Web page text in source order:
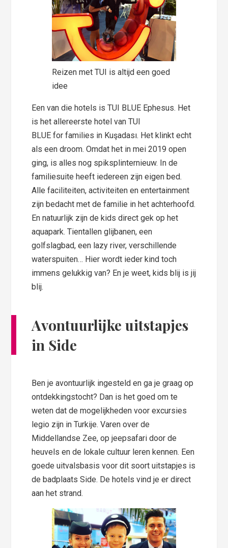
Reizen met TUI is altijd een goed
idee
Een van die hotels is TUI BLUE Ephesus. Het
is het allereerste hotel van TUI
BLUE for families in Kuşadası. Het klinkt echt
als een droom. Omdat het in mei 2019 open
ging, is alles nog spiksplinternieuw. In de
familiesuite heeft iedereen zijn eigen bed.
Alle faciliteiten, activiteiten en entertainment
zijn bedacht met de familie in het achterhoofd.
En natuurlijk zijn de kids direct gek op het
aquapark. Tientallen glijbanen, een
golfslagbad, een lazy river, verschillende
waterspuiten… Hier wordt ieder kind toch
immens gelukkig van? En je weet, kids blij is jij
blij.
Avontuurlijke uitstapjes
in Side
Ben je avontuurlijk ingesteld en ga je graag op
ontdekkingstocht? Dan is het goed om te
weten dat de mogelijkheden voor excursies
legio zijn in Turkije. Varen over de
Middellandse Zee, op jeepsafari door de
heuvels en de lokale cultuur leren kennen. Een
goede uitvalsbasis voor dit soort uitstapjes is
de badplaats Side. De hotels vind je er direct
aan het strand.